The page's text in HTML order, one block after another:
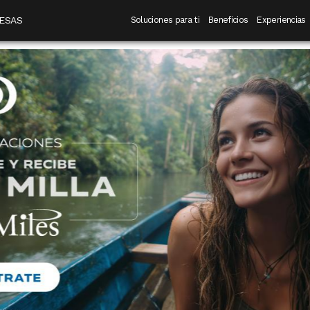
Navegación principal
Soluciones para ti Beneficios Experiencias